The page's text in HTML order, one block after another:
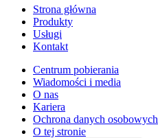
Strona główna
Produkty
Usługi
Kontakt
Centrum pobierania
Wiadomości i media
O nas
Kariera
Ochrona danych osobowych
O tej stronie